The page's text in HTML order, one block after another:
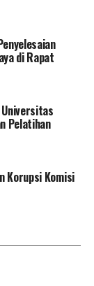
Station
RPTKA di
di Rapat
Universitas
Pelatihan
Korupsi Komisi